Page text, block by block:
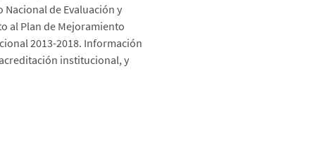
de Evaluación y
al Plan de Mejoramiento
2013-2018. Información
institucional, y